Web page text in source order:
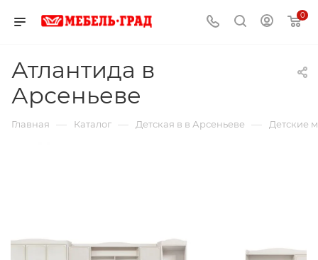
0
Атлантида в
Арсеньеве
Главная — Каталог — Детская в в Арсеньеве — Детские